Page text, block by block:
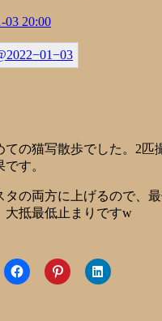
03 20:00
ての猫写散歩でした。2匹
す。
タの両方に上げるので、
大抵最低止まりですw